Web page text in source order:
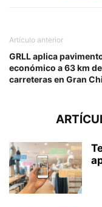
Artículo anterior
GRLL aplica
económico a 63 km
carreteras en Gran